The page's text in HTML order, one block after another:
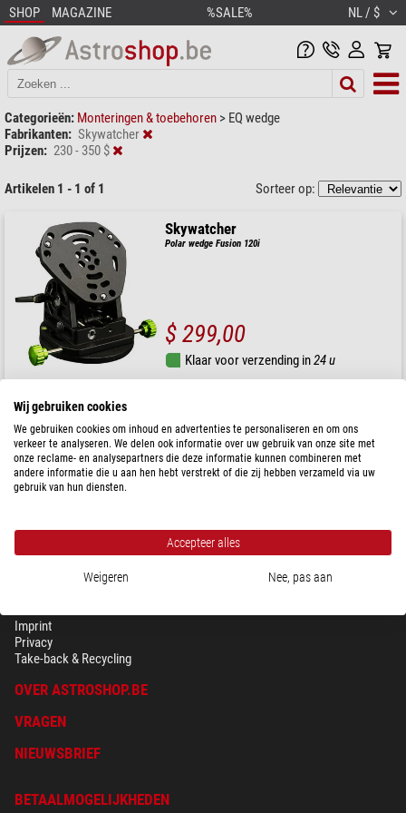
SHOP MAGAZINE %SALE% NL / $
Categorieën: Monteringen & toebehoren > EQ wedge
Fabrikanten: Skywatcher
Prijzen: 230 - 350 $
Artikelen 1 - 1 of 1 Sorteer op:
Skywatcher
Polar wedge Fusion 120i
$ 299,00
Klaar voor verzending in24 u
Imprint
Privacy
Take-back & Recycling
OVER ASTROSHOP.BE
VRAGEN
NIEUWSBRIEF
BETAALMOGELIJKHEDEN
Wij gebruiken cookies
We gebruiken cookies om inhoud en advertenties te personaliseren en om ons
verkeer te analyseren. We delen ook informatie over uw gebruik van onze site met
onze reclame- en analysepartners die deze informatie kunnen combineren met
andere informatie die u aan hen hebt verstrekt of die zij hebben verzameld via uw
gebruik van hun diensten.
Accepteer alles
Weigeren Nee, pas aan